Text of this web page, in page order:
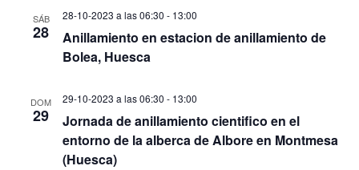
SÁB
28
28-10-2023 a las 06:30 - 13:00
Anillamiento en estacion de anillamiento de
Bolea, Huesca
DOM
29
29-10-2023 a las 06:30 - 13:00
Jornada de anillamiento cientifico en el
entorno de la alberca de Albore en Montmesa
(Huesca)